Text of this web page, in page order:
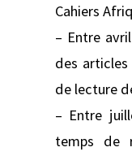
Cahiers
– Entre
des
de lecture
– Entre
temps de